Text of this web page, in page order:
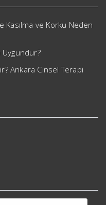
Kasılma ve Korku Neden
Ankara Cinsel Terapi